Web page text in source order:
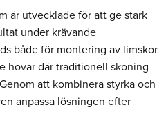
är utvecklade för att ge stark
under krävande
både för montering av limskor
hovar där traditionell skoning
att kombinera styrka och
anpassa lösningen efter